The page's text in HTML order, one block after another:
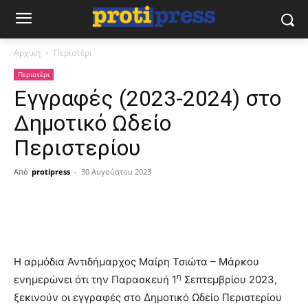
Αρχική Περιστέρι
Περιστέρι
Εγγραφές (2023-2024) στο
Δημοτικό Ωδείο
Περιστερίου
Από protipress - 30 Αυγούστου 2023
Η αρμόδια Αντιδήμαρχος Μαίρη Τσιώτα – Μάρκου
ενημερώνει ότι την Παρασκευή 1η Σεπτεμβρίου 2023,
ξεκινούν οι εγγραφές στο Δημοτικό Ωδείο Περιστερίου